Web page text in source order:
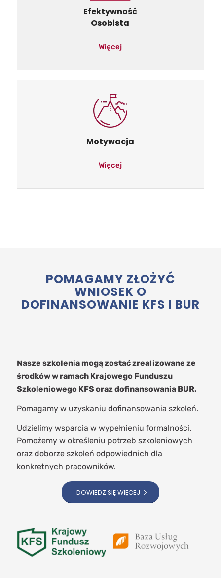
Efektywność
Osobista
Więcej
Motywacja
Więcej
POMAGAMY ZŁOŻYĆ
WNIOSEK O
DOFINANSOWANIE KFS I BUR
Nasze szkolenia mogą zostać zrealizowane ze
środków w ramach Krajowego Funduszu
Szkoleniowego KFS oraz dofinansowania BUR.
Pomagamy w uzyskaniu dofinansowania szkoleń.
Udzielimy wsparcia w wypełnieniu formalności.
Pomożemy w określeniu potrzeb szkoleniowych
oraz doborze szkoleń odpowiednich dla
konkretnych pracowników.
DOWIEDZ SIĘ WIĘCEJ